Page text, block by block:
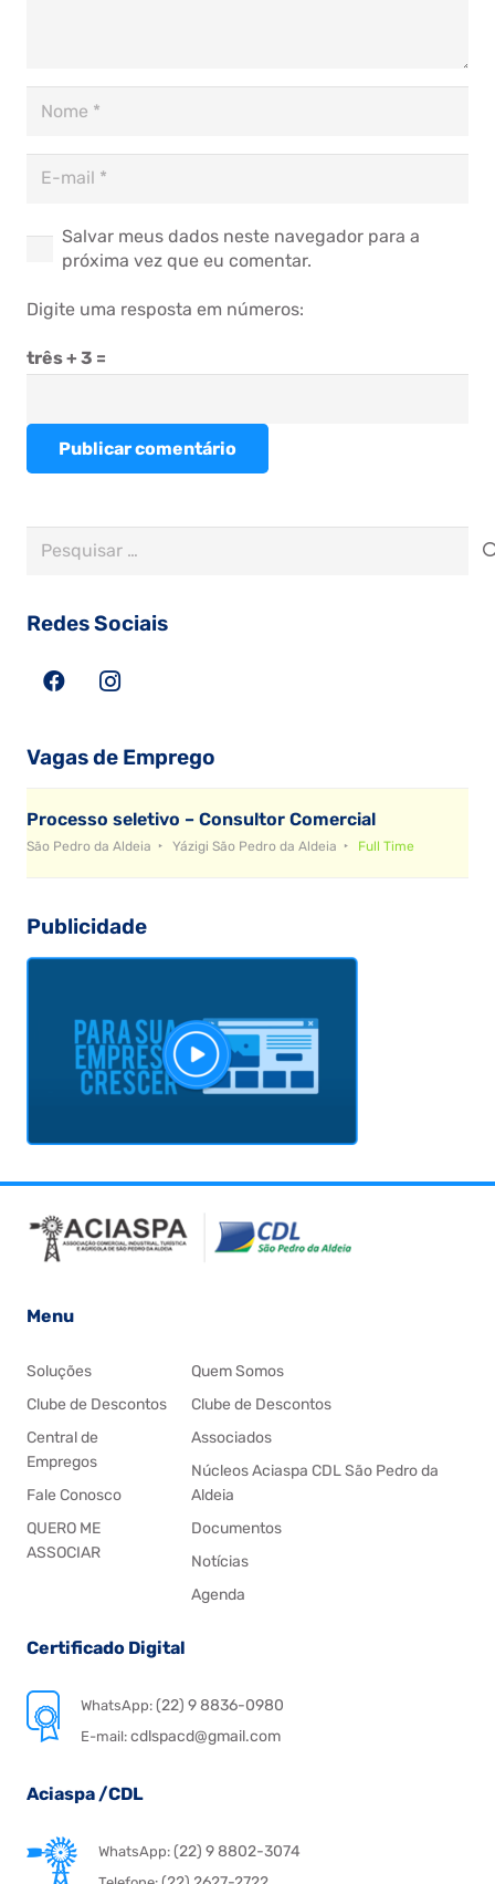
Salvar meus dados neste navegador para a
próxima vez que eu comentar.
Digite uma resposta em números:
três + 3 =
Publicar comentário
Pesquisar
Redes Sociais
Vagas de Emprego
Processo seletivo – Consultor Comercial
São Pedro da Aldeia Yázigi São Pedro da Aldeia Full Time
Publicidade
Menu
Soluções
Clube de Descontos
Central de
Empregos
Fale Conosco
QUERO ME
ASSOCIAR
Quem Somos
Clube de Descontos
Associados
Núcleos Aciaspa CDL São Pedro da
Aldeia
Documentos
Notícias
Agenda
Certificado Digital
WhatsApp:(22) 9 8836-0980
E-mail: cdlspacd@gmail.com
Aciaspa /CDL
WhatsApp:(22) 9 8802-3074